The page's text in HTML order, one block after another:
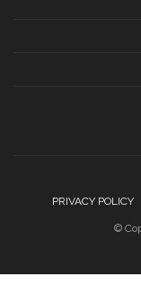
PRIVACY POLICY
©